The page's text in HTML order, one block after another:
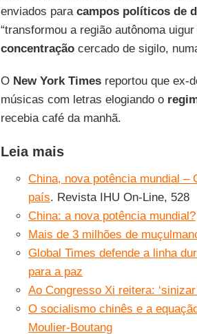
enviados para campos políticos de
“transformou a região autônoma
concentraçãocercado de sigilo,
O New York Timesreportou que ex-
músicas com letras elogiando o
recebia café da manhã.
Leia mais
China, nova potência mundial –
país. Revista IHU On-Line, 528
China: a nova potência mundial?
Mais de 3 milhões de
Global Times defende a linha
para a paz
Ao Congresso Xi reitera:
O socialismo chinês e a
Moulier-Boutang